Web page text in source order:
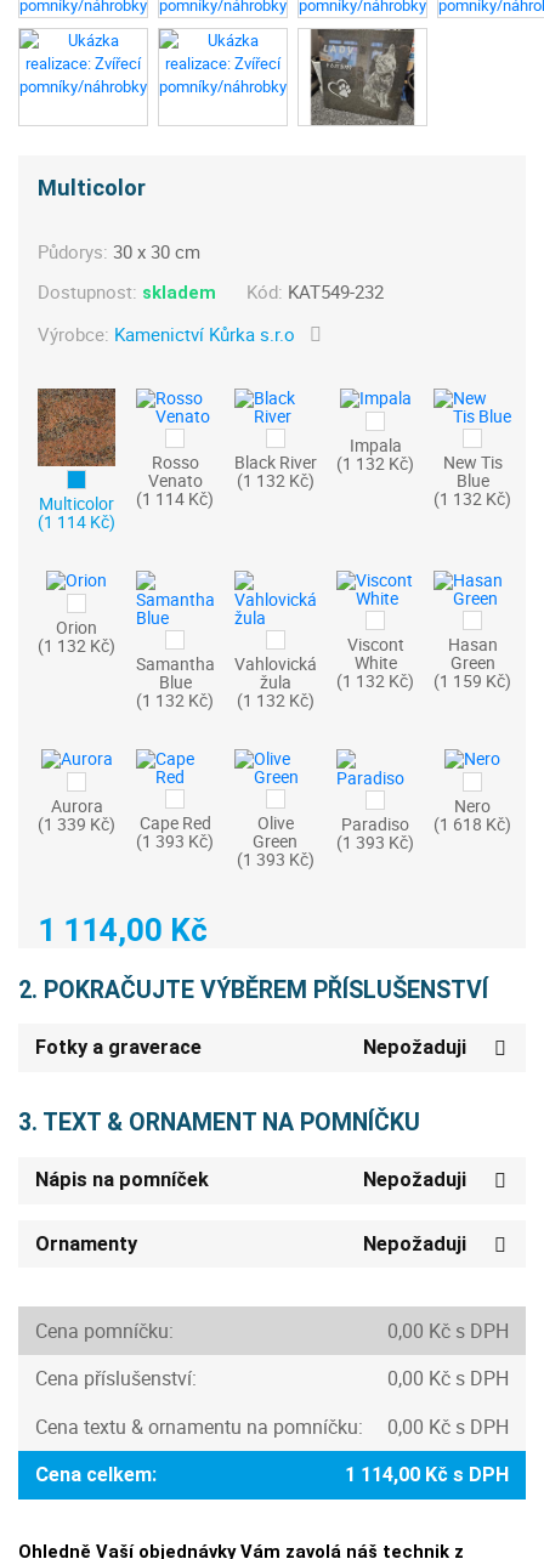
Multicolor
Půdorys:30 x 30 cm
Dostupnost: skladem Kód: KAT549-232
Výrobce: Kamenictví Kůrka s.r.o
Multicolor
(1 114 Kč)
Rosso
Venato
(1 114 Kč)
Black River
(1 132 Kč)
Impala
(1 132 Kč) New Tis
Blue
(1 132 Kč)
Orion
(1 132 Kč)
Samantha
Blue
(1 132 Kč)
Vahlovická
žula
(1 132 Kč)
Viscont
White
(1 132 Kč)
Hasan
Green
(1 159 Kč)
Aurora
(1 339 Kč) Cape Red
(1 393 Kč)
Olive
Green
(1 393 Kč)
Paradiso
(1 393 Kč)
Nero
(1 618 Kč)
1 114,00 Kč
2. POKRAČUJTE VÝBĚREM PŘÍSLUŠENSTVÍ
Fotky a graverace Nepožaduji
3. TEXT & ORNAMENT NA POMNÍČKU
Nápis na pomníček Nepožaduji
Ornamenty Nepožaduji
Cena pomníčku:
0,00 Kč s DPH
Cena příslušenství:
0,00 Kč s DPH
Cena textu & ornamentu na pomníčku:
0,00 Kč s DPH
Cena celkem: 1 114,00 Kč s DPH
Ohledně Vaší objednávky Vám zavolá náš technik z